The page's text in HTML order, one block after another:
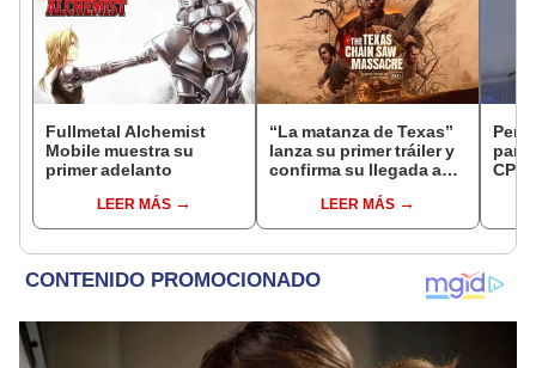
Fullmetal Alchemist
Mobile muestra su
primer adelanto
LEER MÁS
“La matanza de Texas”
lanza su primer tráiler y
confirma su llegada a
LEER MÁS
para
CPU